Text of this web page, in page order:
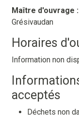
Maître d'ouvrage :
Grésivaudan
Horaires
Information non
acceptés
Déchets non